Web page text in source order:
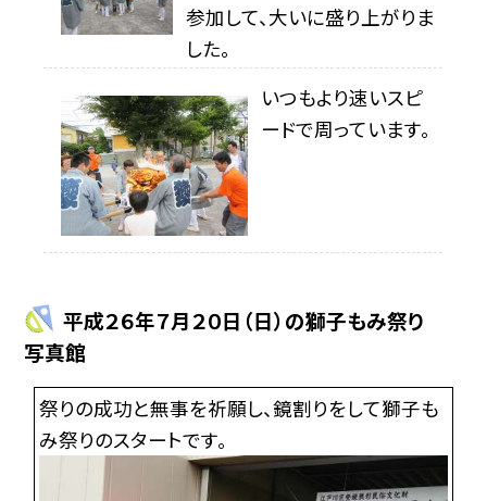
参加して、大いに盛り上がりま
した。
いつもより速いスピ
ードで周っています。
平成２６年７月２０日（日）の獅子もみ祭り
写真館
祭りの成功と無事を祈願し、鏡割りをして獅子も
み祭りのスタートです。